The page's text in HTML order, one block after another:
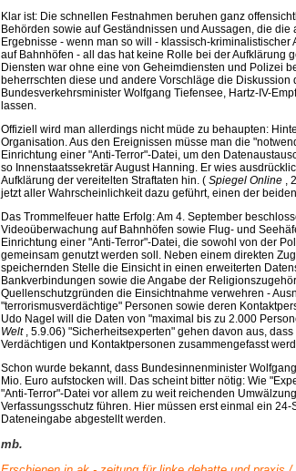
Klar ist: Die schnellen Festnahmen beruhen ganz
Behörden sowie auf Geständnissen und Aussagen, die
Ergebnisse - wenn man so will - klassisch-
auf Bahnhöfen - all das hat keine Rolle bei der Aufklärung
Diensten war ohne eine von Geheimdiensten und Polizei
beherrschten diese und andere Vorschläge die
Bundesverkehrsminister Wolfgang Tiefensee, Hartz-IV-
lassen.
Offiziell wird man allerdings nicht müde zu behaupten:
Organisation. Aus den Ereignissen müsse man die
Einrichtung einer "Anti-Terror"-Datei, um den
so Innenstaatssekretär August Hanning. Er wies
Aufklärung der vereitelten Straftaten hin. ( Spiegel Online ,
jetzt aller Wahrscheinlichkeit dazu geführt, einen der
Das Trommelfeuer hatte Erfolg: Am 4. September
Videoüberwachung auf Bahnhöfen sowie Flug- und
Einrichtung einer "Anti-Terror"-Datei, die sowohl von der
gemeinsam genutzt werden soll. Neben einem direkten
speichernden Stelle die Einsicht in einen erweiterten
Bankverbindungen sowie die Angabe der
Quellenschutzgründen die Einsichtnahme verwehren -
"terrorismusverdächtige" Personen sowie deren
Udo Nagel will die Daten von "maximal bis zu 2.000
Welt , 5.9.06) "Sicherheitsexperten" gehen davon aus,
Verdächtigen und Kontaktpersonen zusammengefasst
Schon wurde bekannt, dass Bundesinnenminister
Mio. Euro aufstocken will. Das scheint bitter nötig: Wie
"Anti-Terror"-Datei vor allem zu weit reichenden
Verfassungsschutz führen. Hier müssen erst einmal ein
Dateneingabe abgestellt werden.
mb.